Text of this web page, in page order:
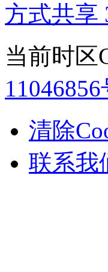
方式共享
当前时区
11046856
清除
联系我